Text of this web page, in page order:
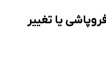
یا تغییر